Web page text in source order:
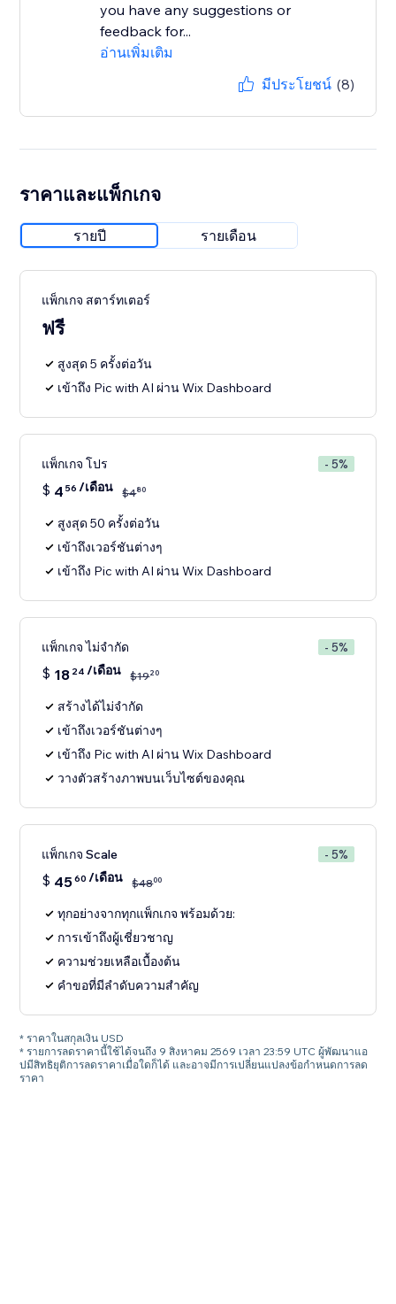
you have any suggestions or
feedback for...
อ่านเพิ่มเติม
มีประโยชน์ (8)
ราคาและแพ็กเกจ
รายปี รายเดือน
แพ็กเกจ สตาร์ทเตอร์
ฟรี
สูงสุด 5 ครั้งต่อวัน
เข้าถึง Pic with AI ผ่าน Wix Dashboard
แพ็กเกจ โปร - 5%
$ 4 56 /เดือน $480
สูงสุด 50 ครั้งต่อวัน
เข้าถึงเวอร์ชันต่างๆ
เข้าถึง Pic with AI ผ่าน Wix Dashboard
แพ็กเกจ ไม่จำกัด - 5%
$ 18 24 /เดือน $1920
สร้างได้ไม่จำกัด
เข้าถึงเวอร์ชันต่างๆ
เข้าถึง Pic with AI ผ่าน Wix Dashboard
วางตัวสร้างภาพบนเว็บไซต์ของคุณ
แพ็กเกจ Scale - 5%
$ 4560 /เดือน $4800
ทุกอย่างจากทุกแพ็กเกจ พร้อมด้วย:
การเข้าถึงผู้เชี่ยวชาญ
ความช่วยเหลือเบื้องต้น
คำขอที่มีลำดับความสำคัญ
* ราคาในสกุลเงิน USD
* รายการลดราคานี้ใช้ได้จนถึง 9 สิงหาคม 2569 เวลา 23:59 UTC ผู้พัฒนาแอ
ปมีสิทธิยุติการลดราคาเมื่อใดก็ได้ และอาจมีการเปลี่ยนแปลงข้อกำหนดการลด
ราคา